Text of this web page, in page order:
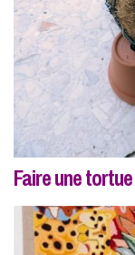
Faire une